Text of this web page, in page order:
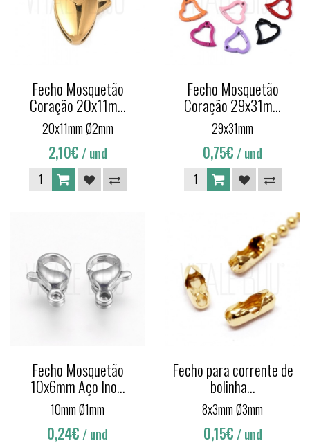
Fecho Mosquetão
Coração 20x11m...
20x11mm Ø2mm
2,10€ / und
Fecho Mosquetão
Coração 29x31m...
29x31mm
0,75€ / und
Fecho Mosquetão
10x6mm Aço Ino...
10mm Ø1mm
0,24€ / und
Fecho para corrente de
bolinha...
8x3mm Ø3mm
0,15€ / und